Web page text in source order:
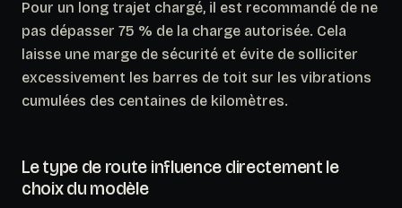
Pour un long trajet chargé, il est recommandé de ne
pas dépasser 75 % de la charge autorisée. Cela
laisse une marge de sécurité et évite de solliciter
excessivement les barres de toit sur les vibrations
cumulées des centaines de kilomètres.
Le type de route influence directement le
choix du modèle